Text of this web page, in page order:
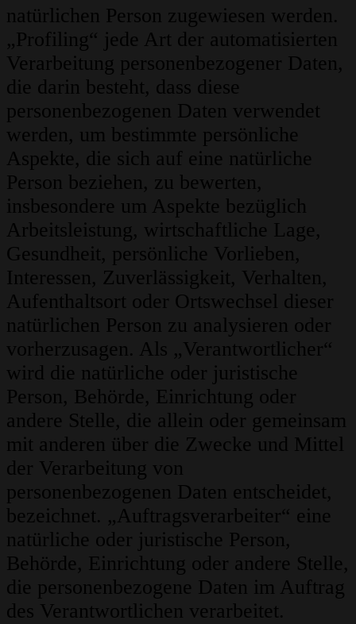
natürlichen Person zugewiesen werden.
„Profiling“ jede Art der automatisierten
Verarbeitung personenbezogener Daten,
die darin besteht, dass diese
personenbezogenen Daten verwendet
werden, um bestimmte persönliche
Aspekte, die sich auf eine natürliche
Person beziehen, zu bewerten,
insbesondere um Aspekte bezüglich
Arbeitsleistung, wirtschaftliche Lage,
Gesundheit, persönliche Vorlieben,
Interessen, Zuverlässigkeit, Verhalten,
Aufenthaltsort oder Ortswechsel dieser
natürlichen Person zu analysieren oder
vorherzusagen. Als „Verantwortlicher“
wird die natürliche oder juristische
Person, Behörde, Einrichtung oder
andere Stelle, die allein oder gemeinsam
mit anderen über die Zwecke und Mittel
der Verarbeitung von
personenbezogenen Daten entscheidet,
bezeichnet. „Auftragsverarbeiter“ eine
natürliche oder juristische Person,
Behörde, Einrichtung oder andere Stelle,
die personenbezogene Daten im Auftrag
des Verantwortlichen verarbeitet.